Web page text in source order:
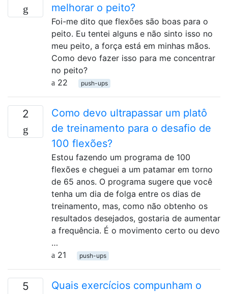
melhorar o peito?
Foi-me dito que flexões são boas para o
peito. Eu tentei alguns e não sinto isso no
meu peito, a força está em minhas mãos.
Como devo fazer isso para me concentrar
no peito?
22
push-ups
2
Como devo ultrapassar um platô
de treinamento para o desafio de
100 flexões?
Estou fazendo um programa de 100
flexões e cheguei a um patamar em torno
de 65 anos. O programa sugere que você
tenha um dia de folga entre os dias de
treinamento, mas, como não obtenho os
resultados desejados, gostaria de aumentar
a frequência. É o movimento certo ou devo
…
21
push-ups
5
Quais exercícios compunham o